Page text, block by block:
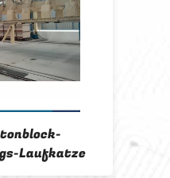
Laufkatze